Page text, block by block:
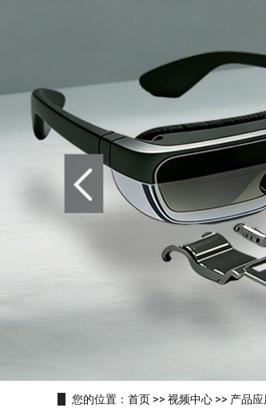
您的位置： 首页 >> 视频中心 >> 产品